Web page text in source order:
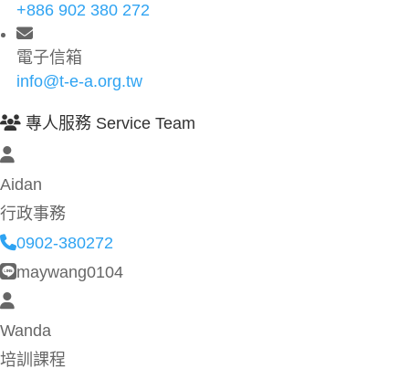
+886 902 380 272
電子信箱
info@t-e-a.org.tw
專人服務 Service Team
Aidan
行政事務
0902-380272
maywang0104
Wanda
培訓課程